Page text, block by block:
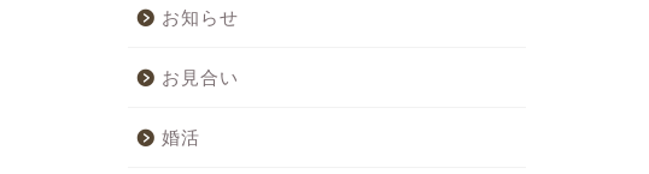
お知らせ
お見合い
婚活